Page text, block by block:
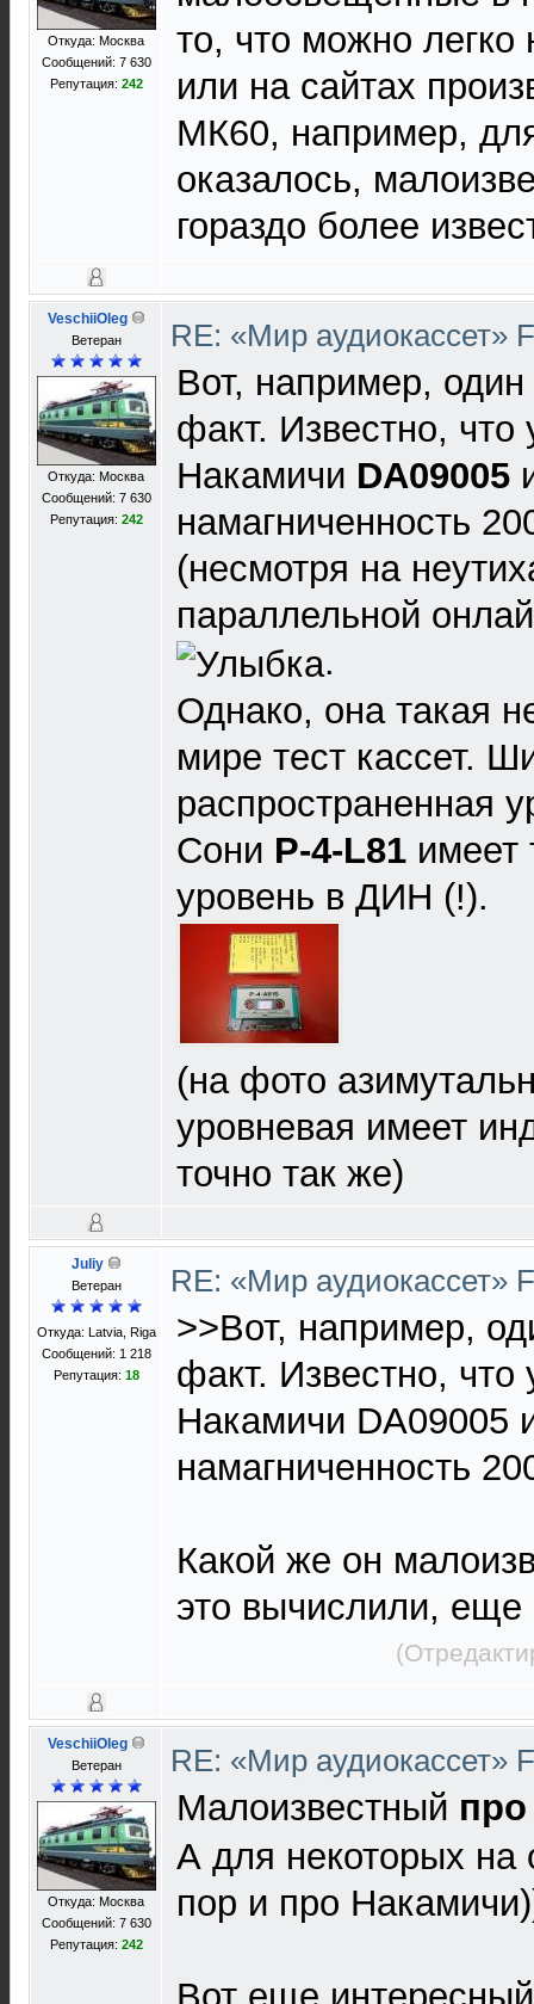
Откуда: Москва
Сообщений: 7 630
Репутация: 242
то, что можно легко
или на сайтах
МК60, например,
оказалось,
гораздо более
VeschiiOleg
Ветеран
Откуда: Москва
Сообщений: 7 630
Репутация: 242
RE: «Мир аудиокассет»
Вот, например,
факт. Известно, что
Накамичи DA09005
намагниченность
(несмотря на
параллельной
.
Однако, она такая
мире тест кассет.
распространенная
Сони Р-4-L81 имеет
уровень в ДИН (!).
(на фото
уровневая имеет
точно так же)
Juliy
Ветеран
Откуда: Latvia, Riga
Сообщений: 1 218
Репутация: 18
RE: «Мир аудиокассет»
>>Вот, например,
факт. Известно, что
Накамичи DA09005
намагниченность
Какой же он
это вычислили, еще
VeschiiOleg
Ветеран
Откуда: Москва
Сообщений: 7 630
Репутация: 242
RE: «Мир аудиокассет»
Малоизвестный
А для некоторых на
пор и про